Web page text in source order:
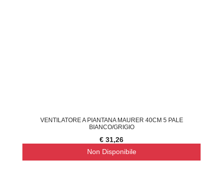
VENTILATORE A PIANTANA MAURER 40CM 5 PALE
BIANCO/GRIGIO
€ 31,26
Non Disponibile